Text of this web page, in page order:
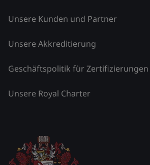
Unsere Kunden und Partner
Unsere Akkreditierung
Geschäftspolitik für Zertifizierungen
Unsere Royal Charter